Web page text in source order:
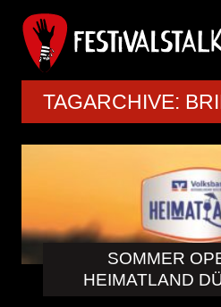
TAGARCHIVE:
SOMMER
HEIMATLAND